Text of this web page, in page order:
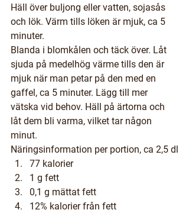
Häll över buljong eller vatten, sojasås
och lök. Värm tills löken är mjuk, ca 5
minuter.
Blanda i blomkålen och täck över. Låt
sjuda på medelhög värme tills den är
mjuk när man petar på den med en
gaffel, ca 5 minuter. Lägg till mer
vätska vid behov. Häll på ärtorna och
låt dem bli varma, vilket tar någon
minut.
Näringsinformation per portion, ca 2,5 dl
77 kalorier
1 g fett
0,1 g mättat fett
12% kalorier från fett